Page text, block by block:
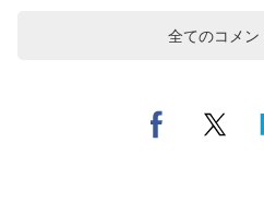
全てのコメン